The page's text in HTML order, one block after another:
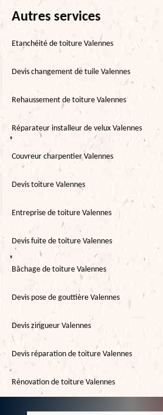
Autres services
Etanchéité de toiture Valennes
Devis changement de tuile Valennes
Rehaussement de toiture Valennes
Réparateur installeur de velux Valennes
Couvreur charpentier Valennes
Devis toiture Valennes
Entreprise de toiture Valennes
Devis fuite de toiture Valennes
Bâchage de toiture Valennes
Devis pose de gouttière Valennes
Devis zingueur Valennes
Devis réparation de toiture Valennes
Rénovation de toiture Valennes